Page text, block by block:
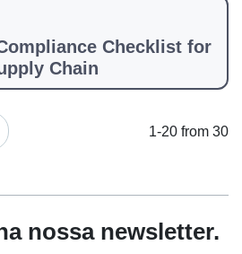
Checklist for
Chain
1-20 from 30
nossa newsletter.